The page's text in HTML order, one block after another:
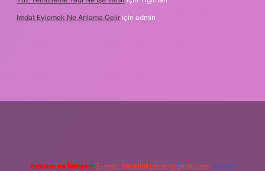
Imdat Eylemek Ne Anlama Gelir için admin
Reklam ve İletişim: E-mail: backlinkpaneli@gmail.com Teams: